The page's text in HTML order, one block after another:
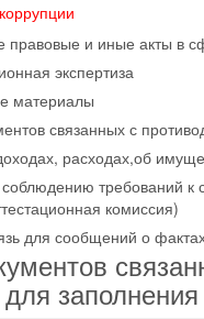
правовые и иные акты в
экспертиза
материалы
связанных с
расходах,об
требований
комиссия)
для сообщений о
для